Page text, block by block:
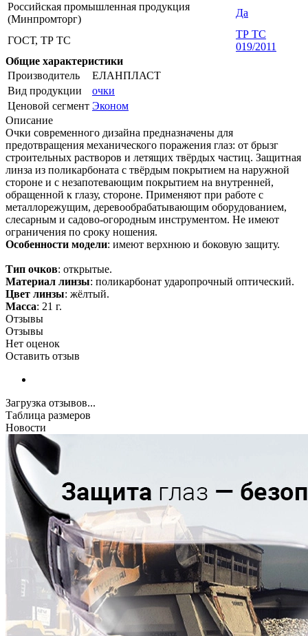
Российская промышленная продукция
(Минпромторг)
Да
ГОСТ, ТР ТС
ТР ТС
019/2011
Общие характеристики
Производитель
ЕЛАНПЛАСТ
Вид продукции
очки
Ценовой сегмент Эконом
Описание
Очки современного дизайна предназначены для
предотвращения механического поражения глаз: от брызг
строительных растворов и летящих твёрдых частиц. Защитная
линза из поликарбоната с твёрдым покрытием на наружной
стороне и с незапотевающим покрытием на внутренней,
обращенной к глазу, стороне. Применяют при работе с
металлорежущим, деревообрабатывающим оборудованием,
слесарным и садово-огородным инструментом. Не имеют
ограничения по сроку ношения.
Особенности модели: имеют верхнюю и боковую защиту.
Тип очков: открытые.
Материал линзы: поликарбонат ударопрочный оптический.
Цвет линзы: жёлтый.
Масса: 21 г.
Отзывы
Отзывы
Нет оценок
Оставить отзыв
Загрузка отзывов...
Таблица размеров
Новости